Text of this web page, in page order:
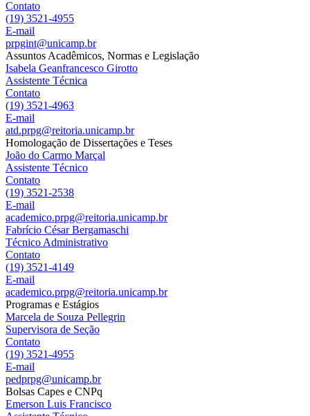
Contato
(19) 3521-4955
E-mail
prpgint@unicamp.br
Assuntos Acadêmicos, Normas e Legislação
Isabela Geanfrancesco Girotto
Assistente Técnica
Contato
(19) 3521-4963
E-mail
atd.prpg@reitoria.unicamp.br
Homologação de Dissertações e Teses
João do Carmo Marçal
Assistente Técnico
Contato
(19) 3521-2538
E-mail
academico.prpg@reitoria.unicamp.br
Fabrício César Bergamaschi
Técnico Administrativo
Contato
(19) 3521-4149
E-mail
academico.prpg@reitoria.unicamp.br
Programas e Estágios
Marcela de Souza Pellegrin
Supervisora de Seção
Contato
(19) 3521-4955
E-mail
pedprpg@unicamp.br
Bolsas Capes e CNPq
Emerson Luis Francisco